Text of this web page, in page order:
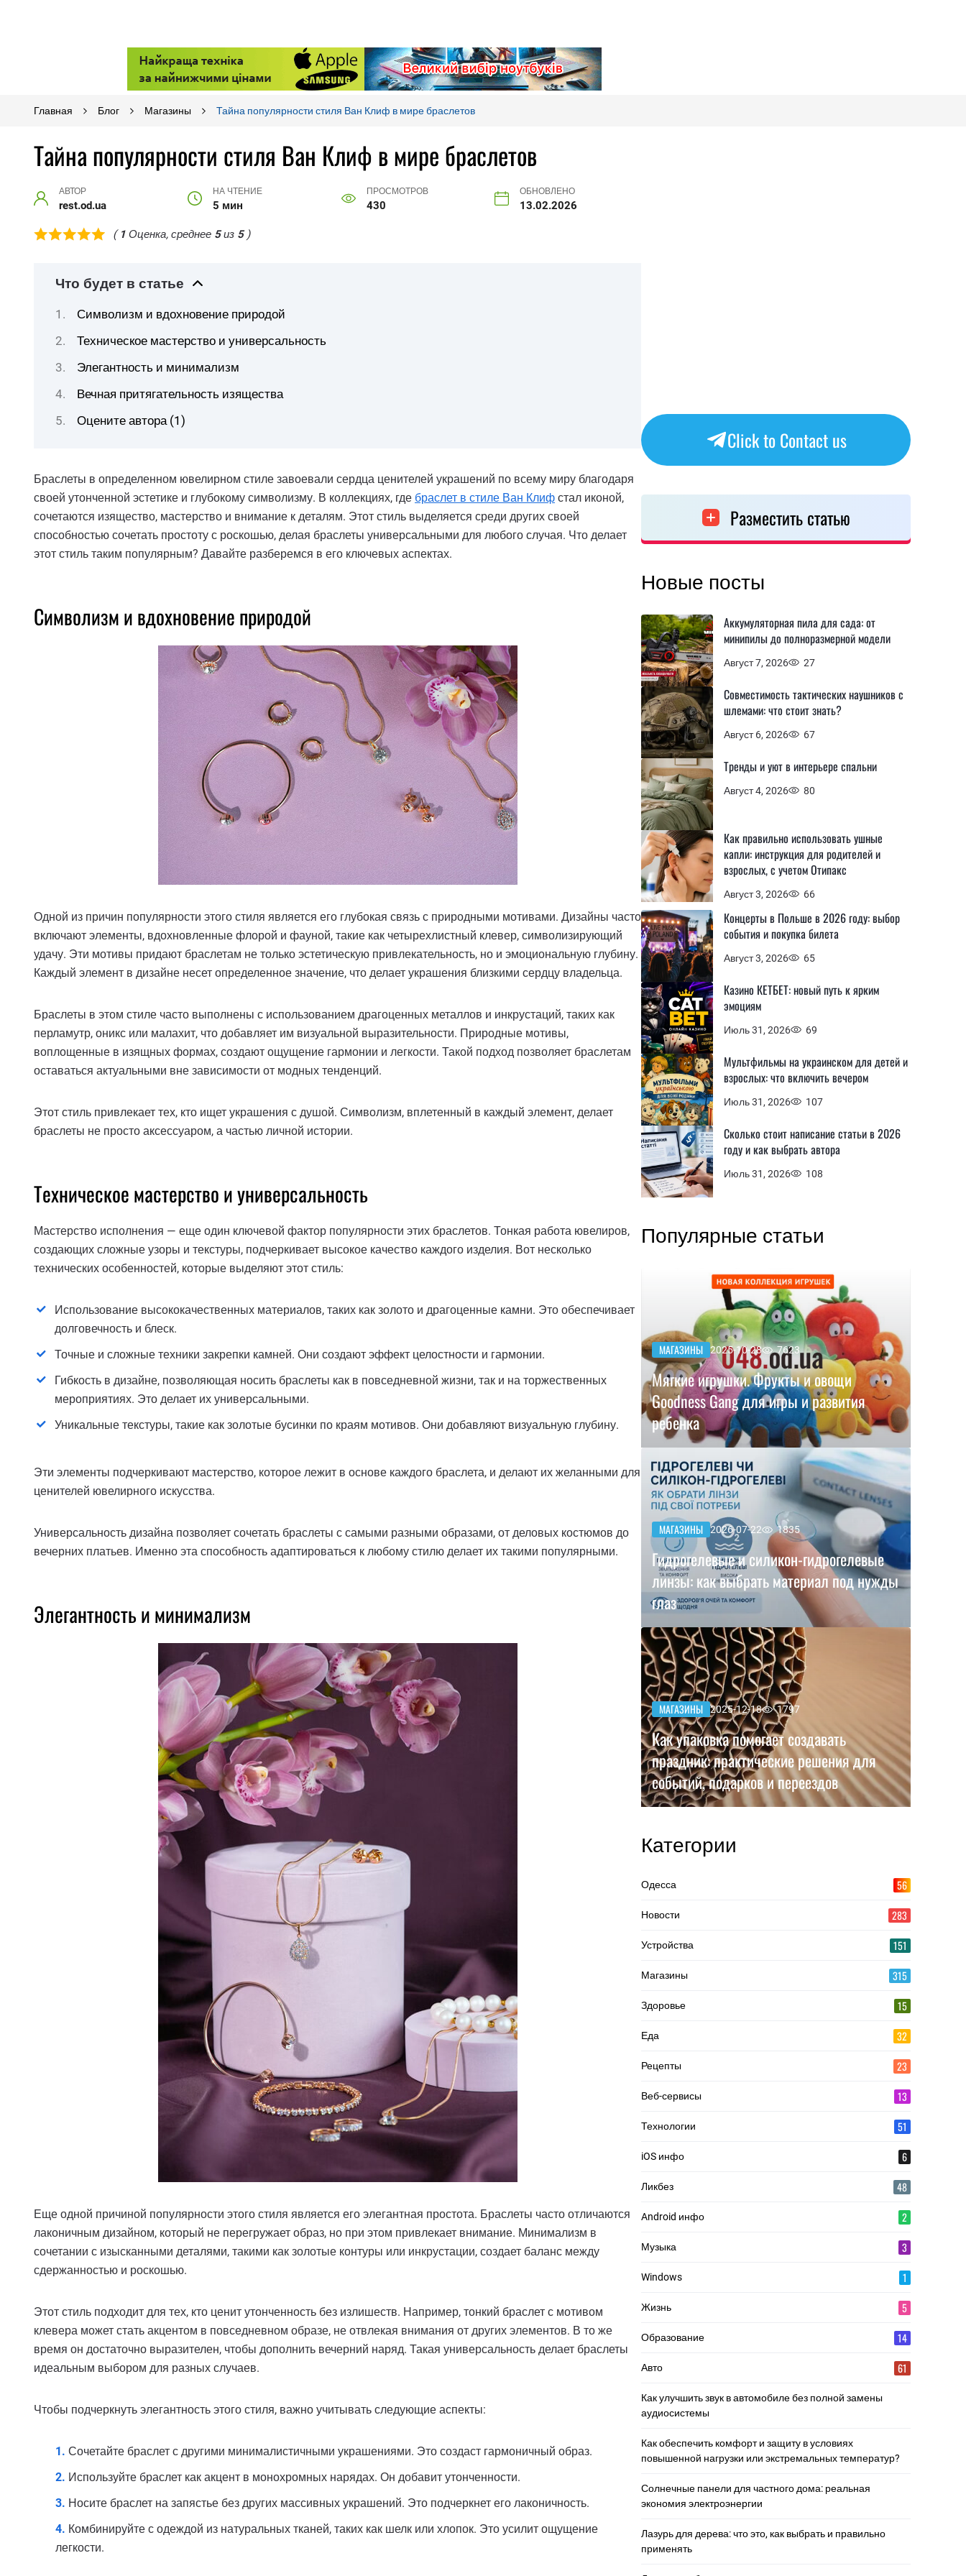
Главная Блог Магазины Тайна популярности стиля Ван Клиф в мире браслетов
Тайна популярности стиля Ван Клиф в мире браслетов
АВТОР
rest.od.ua
НА ЧТЕНИЕ
5 мин
ПРОСМОТРОВ
430
ОБНОВЛЕНО
13.02.2026
( 1 Оценка, среднее 5из 5)
Что будет в статье
Символизм и вдохновение природой
Техническое мастерство и универсальность
Элегантность и минимализм
Вечная притягательность изящества
Оцените автора (1)
Браслеты в определенном ювелирном стиле завоевали сердца ценителей украшений по всему миру благодаря
своей утонченной эстетике и глубокому символизму. В коллекциях, где браслет в стиле Ван Клиф стал иконой,
сочетаются изящество, мастерство и внимание к деталям. Этот стиль выделяется среди других своей
способностью сочетать простоту с роскошью, делая браслеты универсальными для любого случая. Что делает
этот стиль таким популярным? Давайте разберемся в его ключевых аспектах.
Символизм и вдохновение природой
Одной из причин популярности этого стиля является его глубокая связь с природными мотивами. Дизайны часто
включают элементы, вдохновленные флорой и фауной, такие как четырехлистный клевер, символизирующий
удачу. Эти мотивы придают браслетам не только эстетическую привлекательность, но и эмоциональную глубину.
Каждый элемент в дизайне несет определенное значение, что делает украшения близкими сердцу владельца.
Браслеты в этом стиле часто выполнены с использованием драгоценных металлов и инкрустаций, таких как
перламутр, оникс или малахит, что добавляет им визуальной выразительности. Природные мотивы,
воплощенные в изящных формах, создают ощущение гармонии и легкости. Такой подход позволяет браслетам
оставаться актуальными вне зависимости от модных тенденций.
Этот стиль привлекает тех, кто ищет украшения с душой. Символизм, вплетенный в каждый элемент, делает
браслеты не просто аксессуаром, а частью личной истории.
Техническое мастерство и универсальность
Мастерство исполнения — еще один ключевой фактор популярности этих браслетов. Тонкая работа ювелиров,
создающих сложные узоры и текстуры, подчеркивает высокое качество каждого изделия. Вот несколько
технических особенностей, которые выделяют этот стиль:
Использование высококачественных материалов, таких как золото и драгоценные камни. Это обеспечивает
долговечность и блеск.
Точные и сложные техники закрепки камней. Они создают эффект целостности и гармонии.
Гибкость в дизайне, позволяющая носить браслеты как в повседневной жизни, так и на торжественных
мероприятиях. Это делает их универсальными.
Уникальные текстуры, такие как золотые бусинки по краям мотивов. Они добавляют визуальную глубину.
Эти элементы подчеркивают мастерство, которое лежит в основе каждого браслета, и делают их желанными для
ценителей ювелирного искусства.
Универсальность дизайна позволяет сочетать браслеты с самыми разными образами, от деловых костюмов до
вечерних платьев. Именно эта способность адаптироваться к любому стилю делает их такими популярными.
Элегантность и минимализм
Еще одной причиной популярности этого стиля является его элегантная простота. Браслеты часто отличаются
лаконичным дизайном, который не перегружает образ, но при этом привлекает внимание. Минимализм в
сочетании с изысканными деталями, такими как золотые контуры или инкрустации, создает баланс между
сдержанностью и роскошью.
Этот стиль подходит для тех, кто ценит утонченность без излишеств. Например, тонкий браслет с мотивом
клевера может стать акцентом в повседневном образе, не отвлекая внимания от других элементов. В то же
время он достаточно выразителен, чтобы дополнить вечерний наряд. Такая универсальность делает браслеты
идеальным выбором для разных случаев.
Чтобы подчеркнуть элегантность этого стиля, важно учитывать следующие аспекты:
Сочетайте браслет с другими минималистичными украшениями. Это создаст гармоничный образ.
Используйте браслет как акцент в монохромных нарядах. Он добавит утонченности.
Носите браслет на запястье без других массивных украшений. Это подчеркнет его лаконичность.
Комбинируйте с одеждой из натуральных тканей, таких как шелк или хлопок. Это усилит ощущение
легкости.
Click to Contact us
Разместить статью
Новые посты
Август 7, 2026 27
Аккумуляторная пила для сада: от
минипилы до полноразмерной модели
Август 6, 2026 67
Совместимость тактических наушников с
шлемами: что стоит знать?
Август 4, 2026 80
Тренды и уют в интерьере спальни
Август 3, 2026 66
Как правильно использовать ушные
капли: инструкция для родителей и
взрослых, с учетом Отипакс
Август 3, 2026 65
Концерты в Польше в 2026 году: выбор
события и покупка билета
Июль 31, 2026 69
Казино КЕТБЕТ: новый путь к ярким
эмоциям
Июль 31, 2026 107
Мультфильмы на украинском для детей и
взрослых: что включить вечером
Июль 31, 2026 108
Сколько стоит написание статьи в 2026
году и как выбрать автора
Популярные статьи
МАГАЗИНЫ 2025-10-28 7623
Мягкие игрушки. Фрукты и овощи
Goodness Gang для игры и развития
ребенка
МАГАЗИНЫ 2026-07-22 1835
Гидрогелевые и силикон-гидрогелевые
линзы: как выбрать материал под нужды
глаз
МАГАЗИНЫ 2025-12-18 1797
Как упаковка помогает создавать
праздник: практические решения для
событий, подарков и переездов
Категории
Одесса 56
Новости 283
Устройства 151
Магазины 315
Здоровье 15
Еда 32
Рецепты 23
Веб-сервисы 13
Технологии 51
iOS инфо 6
Ликбез 48
Android инфо 2
Музыка 3
Windows 1
Жизнь 5
Образование 14
Авто 61
Как улучшить звук в автомобиле без полной замены
аудиосистемы
Как обеспечить комфорт и защиту в условиях
повышенной нагрузки или экстремальных температур?
Солнечные панели для частного дома: реальная
экономия электроэнергии
Лазурь для дерева: что это, как выбрать и правильно
применять